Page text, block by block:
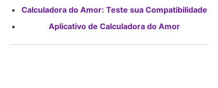
Calculadora do Amor: Teste sua Compatibilidade
Aplicativo de Calculadora do Amor